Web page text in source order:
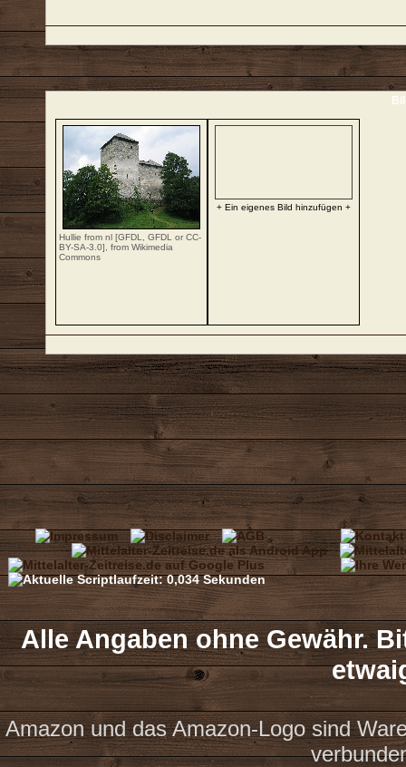
Hullie from nl [GFDL GFDL or CC-
BY-SA-3.0], from Wikimedia
Commons
+ Ein eigenes Bild hinzufügen +
Alle Angaben ohne Gewähr.
Amazon und das Amazon-Logo sind